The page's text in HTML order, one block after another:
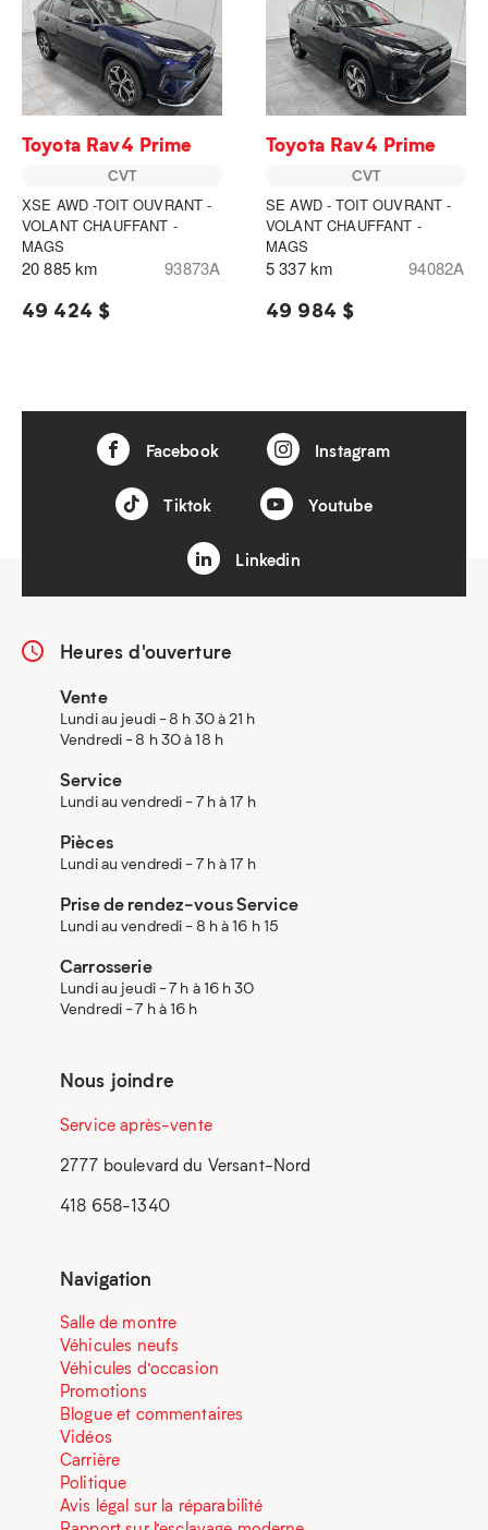
Toyota Rav4 Prime
CVT
XSE AWD -TOIT OUVRANT -
VOLANT CHAUFFANT -
MAGS
20 885 km 93873A
49 424 $
Toyota Rav4 Prime
CVT
SE AWD - TOIT OUVRANT -
VOLANT CHAUFFANT -
MAGS
5 337 km 94082A
49 984 $
Facebook Instagram
Tiktok Youtube
Linkedin
Heures d'ouverture
Vente
Lundi au jeudi - 8 h 30 à 21 h
Vendredi - 8 h 30 à 18 h
Service
Lundi au vendredi - 7 h à 17 h
Pièces
Lundi au vendredi - 7 h à 17 h
Prise de rendez-vous Service
Lundi au vendredi - 8 h à 16 h 15
Carrosserie
Lundi au jeudi - 7 h à 16 h 30
Vendredi - 7 h à 16 h
Nous joindre
Service après-vente
2777 boulevard du Versant-Nord
418 658-1340
Navigation
Salle de montre
Véhicules neufs
Véhicules d’occasion
Promotions
Blogue et commentaires
Vidéos
Carrière
Politique
Avis légal sur la réparabilité